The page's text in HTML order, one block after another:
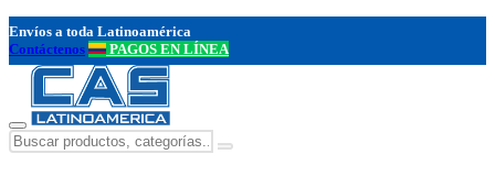
Envíos a toda Latinoamérica
Contáctenos
PAGOS EN LÍNEA